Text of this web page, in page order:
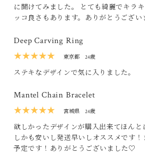
に開けてみました。 とても綺麗でキラ
ッコ良さもあります。ありがとうござい
Deep Carving Ring
★★★★★
東京都 24歳
ステキなデザインで気に入りました。
Mantel Chain Bracelet
★★★★★
宮城県 24歳
欲しかったデザインが購入出来てほんと
しかも安いし発送早いしオススメです！
予定です！ありがとうございました♡